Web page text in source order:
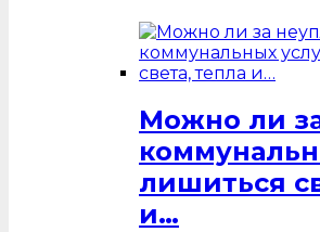
Можно ли
лишиться
и…